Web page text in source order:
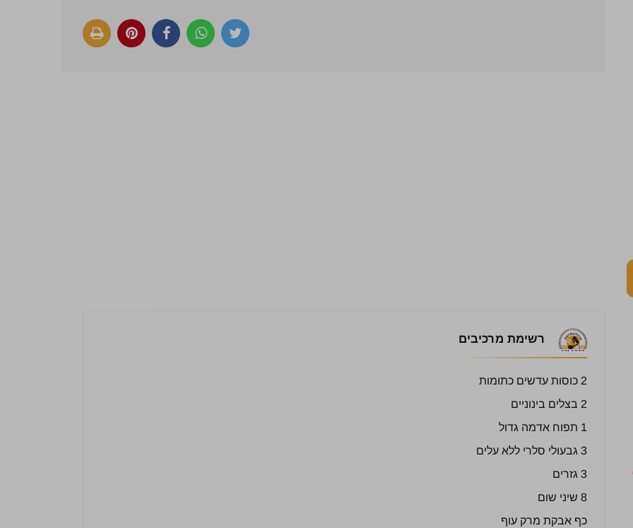
רשימת מרכיבים
2 כוסות עדשים כתומות
2 בצלים בינוניים
1 תפוח אדמה גדול
3 גבעולי סלרי ללא עלים
3 גזרים
8 שיני שום
כף אבקת מרק עוף